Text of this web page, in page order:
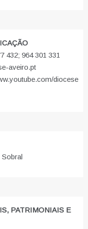
432; 964 301 331
aveiro.pt
diocese
PATRIMONIAIS E